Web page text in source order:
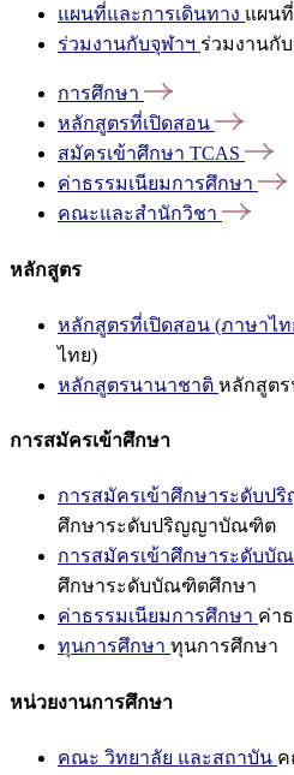
แผนที่และการเดินทาง แผน
ร่วมงานกับจุฬาฯ ร่วมงานกั
การศึกษา
หลักสูตรที่เปิดสอน
สมัครเข้าศึกษา TCAS
ค่าธรรมเนียมการศึกษา
คณะและสำนักวิชา
หลักสูตร
หลักสูตรที่เปิดสอน (ภาษาไท
ไทย)
หลักสูตรนานาชาติ หลักสูต
การสมัครเข้าศึกษา
การสมัครเข้าศึกษาระดับ
ศึกษาระดับปริญญาบัณฑิต
การสมัครเข้าศึกษาระดับบั
ศึกษาระดับบัณฑิตศึกษา
ค่าธรรมเนียมการศึกษา ค่า
ทุนการศึกษา ทุนการศึกษา
หน่วยงานการศึกษา
คณะ วิทยาลัย และสถาบัน ค